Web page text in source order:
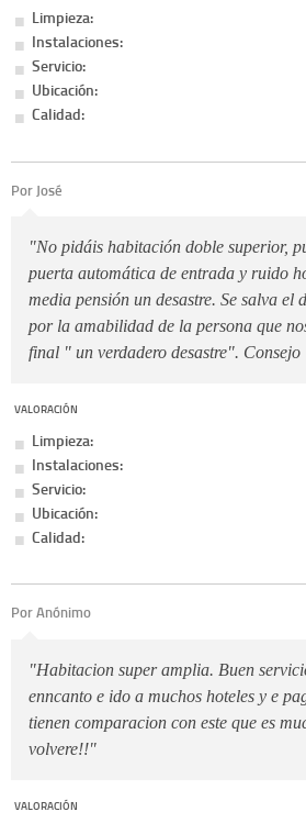
Limpieza:
Instalaciones:
Servicio:
Ubicación:
Calidad:
Por José
"No pidáis habitación doble superior,
puerta automática de entrada y ruido
media pensión un desastre. Se salva el
por la amabilidad de la persona que
final " un verdadero desastre".
VALORACIÓN
Limpieza:
Instalaciones:
Servicio:
Ubicación:
Calidad:
Por Anónimo
"Habitacion super amplia. Buen
enncanto e ido a muchos hoteles y e
tienen comparacion con este que es
volvere!!"
VALORACIÓN